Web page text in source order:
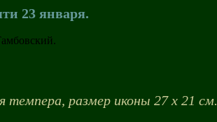
23 января.
темпера, размер иконы 27 х 21 см.